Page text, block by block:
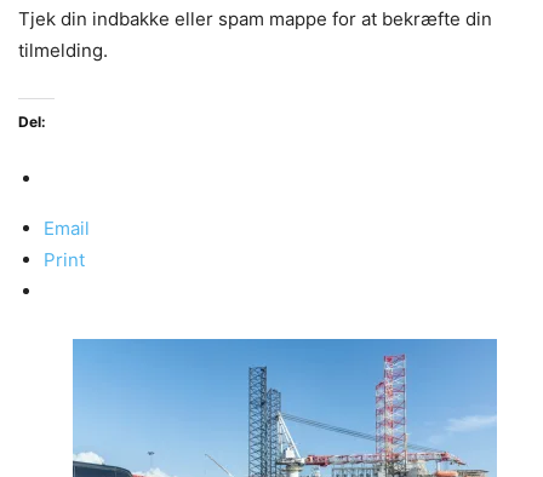
Tjek din indbakke eller spam mappe for at bekræfte din
tilmelding.
Del:
Email
Print